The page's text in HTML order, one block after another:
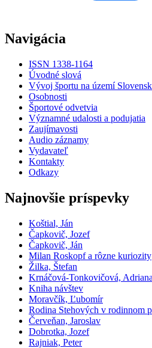
Navigácia
ISSN 1338-1164
Úvodné slová
Vývoj športu na území
Osobnosti
Športové odvetvia
Významné udalosti a podujatia
Zaujímavosti
Audio záznamy
Vydavateľ
Kontakty
Odkazy
Najnovšie príspevky
Koštial, Ján
Čapkovič, Jozef
Čapkovič, Ján
Milan Roskopf a rôzne kuriozity
Žilka, Štefan
Krnáčová-Tonkovičová, Adriana
Kniha návštev
Moravčík, Ľubomír
Rodina Stehových v rodinnom
Červeňan, Jaroslav
Dobrotka, Jozef
Rajniak, Peter